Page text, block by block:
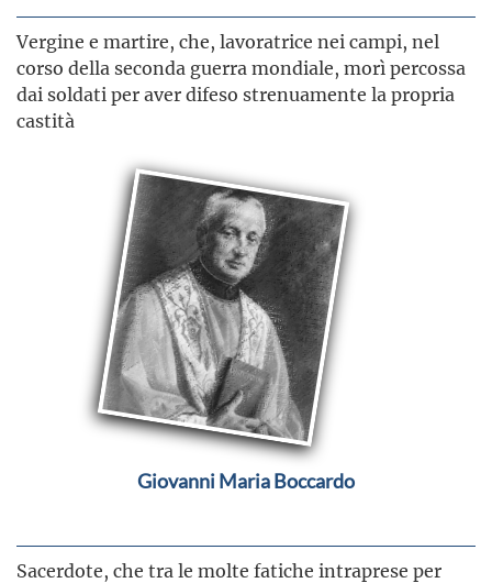
Vergine e martire, che, lavoratrice nei campi, nel
corso della seconda guerra mondiale, morì percossa
dai soldati per aver difeso strenuamente la propria
castità
Giovanni Maria Boccardo
Sacerdote, che tra le molte fatiche intraprese per